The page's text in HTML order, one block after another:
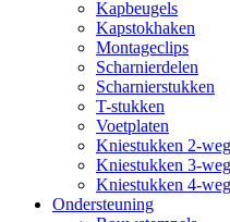
Kapbeugels
Kapstokhaken
Montageclips
Scharnierdelen
Scharnierstukken
T-stukken
Voetplaten
Kniestukken 2-weg
Kniestukken 3-weg
Kniestukken 4-weg
Ondersteuning